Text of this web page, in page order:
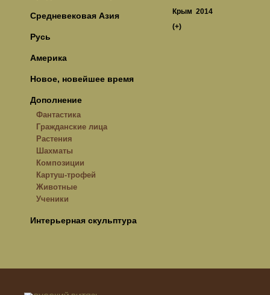
Средневековая Азия
Русь
Америка
Новое, новейшее время
Дополнение
Фантастика
Гражданские лица
Растения
Шахматы
Композиции
Картуш-трофей
Животные
Ученики
Интерьерная скульптура
Крым 2014
(+)